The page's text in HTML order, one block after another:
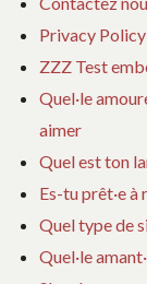
Privacy
ZZZ Test
Quel·le
aimer
Quel est ton
Es-tu prêt·e à
Quel type de
Quel·le